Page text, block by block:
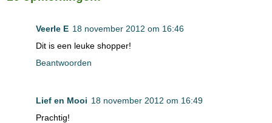
Veerle E 18 november 2012 om 16:46
Dit is een leuke shopper!
Beantwoorden
Lief en Mooi 18 november 2012 om 16:49
Prachtig!